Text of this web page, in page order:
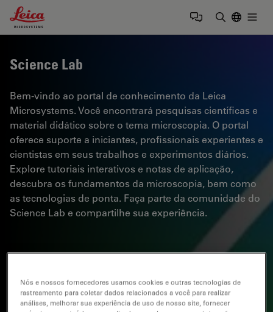
Leica Microsystems Logo
Science Lab
Bem-vindo ao portal de conhecimento da Leica
Microsystems. Você encontrará pesquisas científicas e
material didático sobre o tema microscopia. O portal
oferece suporte a iniciantes, profissionais experientes e
cientistas em seus trabalhos e experimentos diários.
Explore tutoriais interativos e notas de aplicação,
descubra os fundamentos da microscopia, bem como
as tecnologias de ponta. Faça parte da comunidade do
Science Lab e compartilhe sua experiência.
Nós e nossos fornecedores usamos cookies e outras tecnologias de
rastreamento para coletar dados relacionados a você para realizar
análises, melhorar sua experiência de uso de nosso site, fornecer